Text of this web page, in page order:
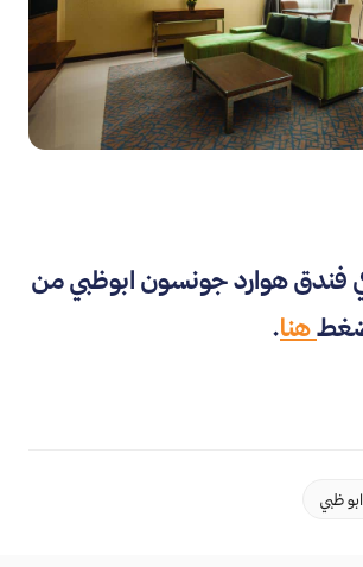
فندق هوارد جونسون ابوظبي من
هنا.
ظبي